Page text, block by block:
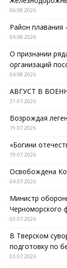
06.08.2026
Район плавания
04.08.2026
О признании
организаций
04.08.2026
АВГУСТ В
31.07.2026
Возрождая
19.07.2026
«Богини
19.07.2026
Освобождена
04.07.2026
Министр
Черноморского
03.07.2026
В Тверском
подготовку по
03.07.2026